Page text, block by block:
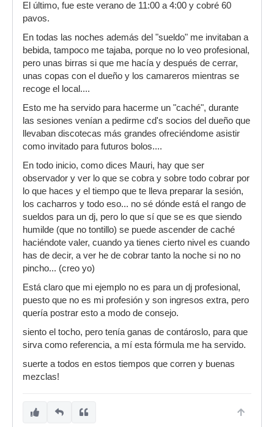
El último, fue este verano de 11:00 a 4:00 y cobré 60
pavos.
En todas las noches además del "sueldo" me invitaban a
bebida, tampoco me tajaba, porque no lo veo profesional,
pero unas birras si que me hacía y después de cerrar,
unas copas con el dueño y los camareros mientras se
recoge el local....
Esto me ha servido para hacerme un "caché", durante
las sesiones venían a pedirme cd's socios del dueño que
llevaban discotecas más grandes ofreciéndome asistir
como invitado para futuros bolos....
En todo inicio, como dices Mauri, hay que ser
observador y ver lo que se cobra y sobre todo cobrar por
lo que haces y el tiempo que te lleva preparar la sesión,
los cacharros y todo eso... no sé dónde está el rango de
sueldos para un dj, pero lo que sí que se es que siendo
humilde (que no tontillo) se puede ascender de caché
haciéndote valer, cuando ya tienes cierto nivel es cuando
has de decir, a ver he de cobrar tanto la noche si no no
pincho... (creo yo)
Está claro que mi ejemplo no es para un dj profesional,
puesto que no es mi profesión y son ingresos extra, pero
quería postrar esto a modo de consejo.
siento el tocho, pero tenía ganas de contároslo, para que
sirva como referencia, a mí esta fórmula me ha servido.
suerte a todos en estos tiempos que corren y buenas
mezclas!